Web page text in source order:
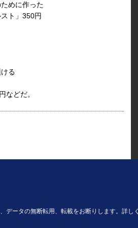
めに作った
ト」350円
る
などだ。
データの無断転用、転載をお断りします。詳し